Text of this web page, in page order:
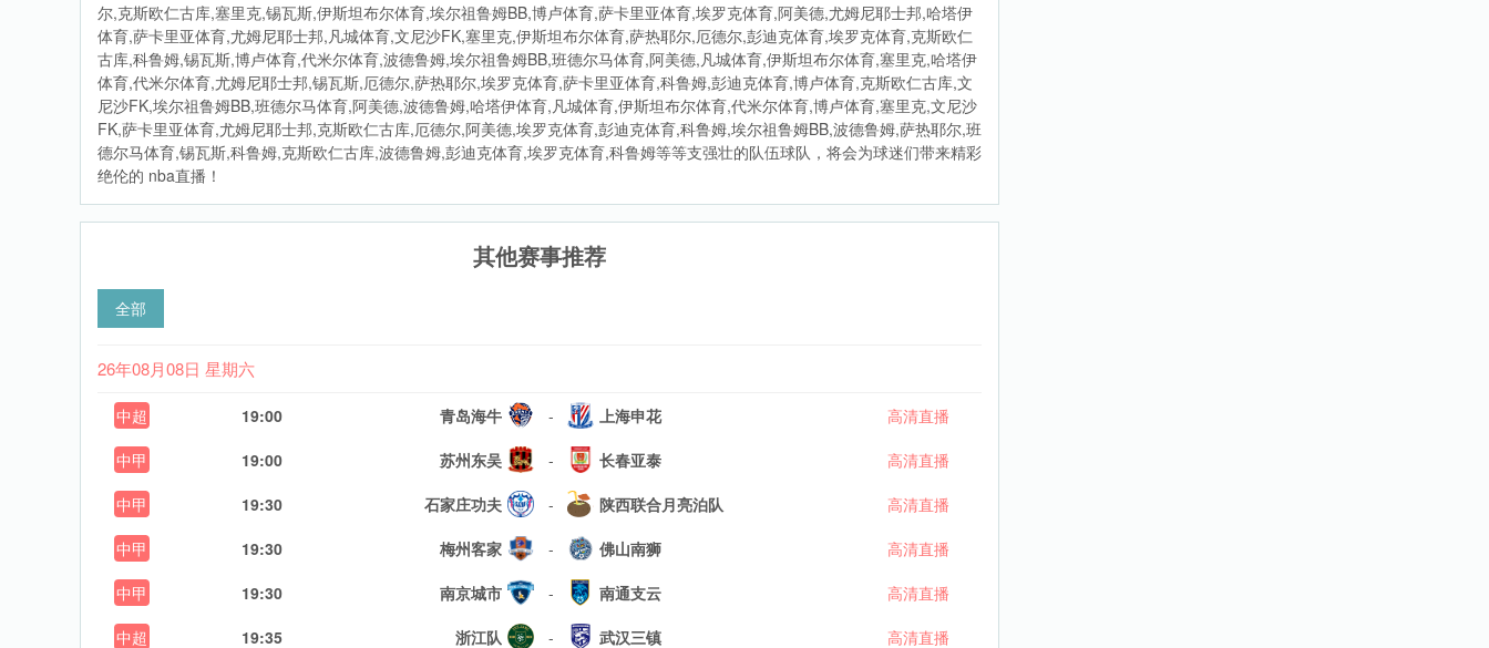
尔,克斯欧仁古库,塞里克,锡瓦斯,伊斯坦布尔体育,埃尔祖鲁姆BB,博卢体育,萨卡里亚体育,埃罗克体育,阿美德,尤姆尼耶士邦,哈塔伊
体育,萨卡里亚体育,尤姆尼耶士邦,凡城体育,文尼沙FK,塞里克,伊斯坦布尔体育,萨热耶尔,厄德尔,彭迪克体育,埃罗克体育,克斯欧仁
古库,科鲁姆,锡瓦斯,博卢体育,代米尔体育,波德鲁姆,埃尔祖鲁姆BB,班德尔马体育,阿美德,凡城体育,伊斯坦布尔体育,塞里克,哈塔伊
体育,代米尔体育,尤姆尼耶士邦,锡瓦斯,厄德尔,萨热耶尔,埃罗克体育,萨卡里亚体育,科鲁姆,彭迪克体育,博卢体育,克斯欧仁古库,文
尼沙FK,埃尔祖鲁姆BB,班德尔马体育,阿美德,波德鲁姆,哈塔伊体育,凡城体育,伊斯坦布尔体育,代米尔体育,博卢体育,塞里克,文尼沙
FK,萨卡里亚体育,尤姆尼耶士邦,克斯欧仁古库,厄德尔,阿美德,埃罗克体育,彭迪克体育,科鲁姆,埃尔祖鲁姆BB,波德鲁姆,萨热耶尔,班
德尔马体育,锡瓦斯,科鲁姆,克斯欧仁古库,波德鲁姆,彭迪克体育,埃罗克体育,科鲁姆等等支强壮的队伍球队，将会为球迷们带来精彩
绝伦的 nba直播！
其他赛事推荐
全部
26年08月08日 星期六
中超 19:00 青岛海牛 - 上海申花
高清直播
中甲
19:00 苏州东吴 - 长春亚泰
高清直播
中甲
19:30 石家庄功夫 - 陕西联合月亮泊队
高清直播
中甲
19:30 梅州客家 - 佛山南狮
高清直播
中甲
19:30 南京城市 - 南通支云
高清直播
中超
19:35 浙江队 - 武汉三镇 高清直播